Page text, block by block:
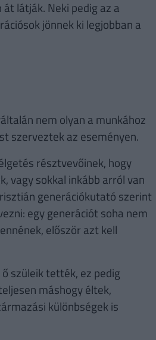
látják. Neki pedig az a
jönnek ki legjobban a
nem olyan a munkához
szerveztek az eseményen.
résztvevőinek, hogy
vagy sokkal inkább arról van
generációkutató szerint
egy generációt soha nem
először azt kell
szüleik tették, ez pedig
máshogy éltek,
különbségek is